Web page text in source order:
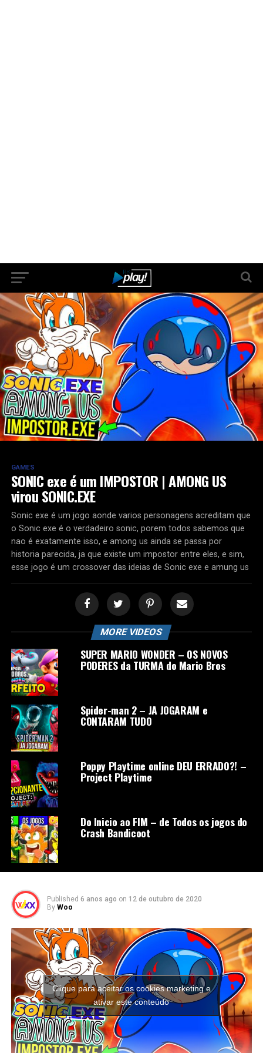
GAMES
SONIC exe é um IMPOSTOR | AMONG US
virou SONIC.EXE
Sonic exe é um jogo aonde varios personagens acreditam que
o Sonic exe é o verdadeiro sonic, porem todos sabemos que
nao é exatamente isso, e among us ainda se passa por
historia parecida, ja que existe um impostor entre eles, e sim,
esse jogo é um crossover das ideias de Sonic exe e amung us
MORE VIDEOS
SUPER MARIO WONDER – OS NOVOS
PODERES da TURMA do Mario Bros
Spider-man 2 – JA JOGARAM e
CONTARAM TUDO
Poppy Playtime online DEU ERRADO?! –
Project Playtime
Do Inicio ao FIM – de Todos os jogos do
Crash Bandicoot
Published 6 anos ago on 12 de outubro de 2020
By Woo
Clique para aceitar os cookies marketing e
ativar este conteúdo